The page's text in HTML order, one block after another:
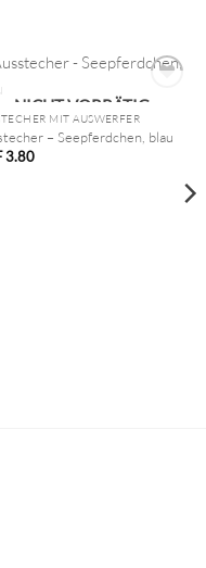
NICHT VORRÄTIG
MIT AUSWERFER
– Seepferdchen, blau
3.80